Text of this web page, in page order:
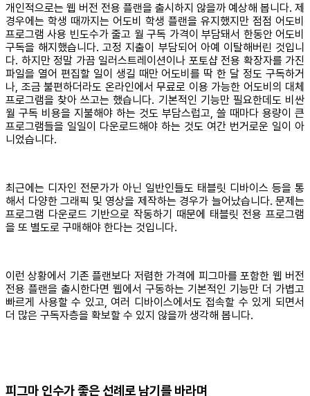
개인적으로는 웹 버전 전용 플랜을 출시하지 않을까 예상해 봅니다. 제
경우에는 학생 때까지는 어도비 학생 플랜을 유지했지만 점점 어도비
프로그램 사용 빈도수가 줄고 월 구독 가격이 부담돼서 한동안 어도비
구독을 해지했습니다. 고정 지출이 부담되어 아예 이탈해버린 것입니
다. 하지만 정말 가끔 일러스트레이션이나 포토샵 전용 확장자를 가진
파일을 열어 편집할 일이 생길 때만 어도비를 딱 한 달 정도 구독하거
나, 조금 불편하더라도 온라인에서 무료로 이용 가능한 어도비의 대체
프로그램을 찾아 쓰고는 했습니다. 기본적인 기능만 필요한데도 비싼
월 구독 비용을 지불해야 하는 것도 부담스럽고, 쓸 때마다 용량이 큰
프로그램들을 일일이 다운로드해야 하는 것도 여간 번거로운 일이 아
니었습니다.
최근에는 디자인 전문가가 아닌 일반인들도 태블릿 디바이스 등을 통
해서 다양한 그래픽 및 영상을 제작하는 경우가 늘어났습니다. 문제는
프로그램 다운로드 기반으로 작동하기 때문에 태블릿 전용 프로그램
을 또 별도로 구매해야 한다는 것입니다.
이런 상황에서 기존 플랜보다 저렴한 가격에 피그마를 포함한 웹 버전
전용 플랜을 출시한다면 웹에서 구동하는 기본적인 기능만 더 가볍고
빠르게 사용할 수 있고, 여러 디바이스에서도 접속할 수 있게 되면서
더 많은 구독자층을 확보할 수 있지 않을까 생각해 봅니다.
피그마 인수가 좋은 선례로 남기를 바라며